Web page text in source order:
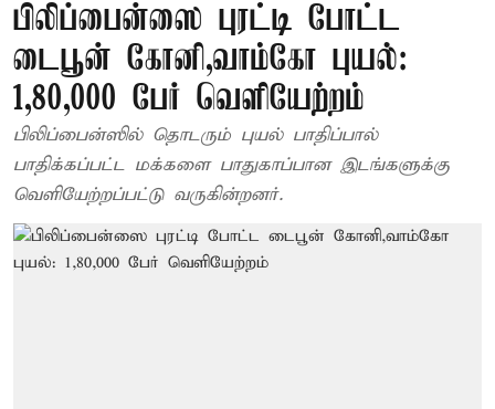
பிலிப்பைன்ஸை புரட்டி போட்ட
டைபூன் கோனி,வாம்கோ புயல்:
1,80,000 பேர் வெளியேற்றம்
பிலிப்பைன்ஸில் தொடரும் புயல் பாதிப்பால்
பாதிக்கப்பட்ட மக்களை பாதுகாப்பான இடங்களுக்கு
வெளியேற்றப்பட்டு வருகின்றனர்.